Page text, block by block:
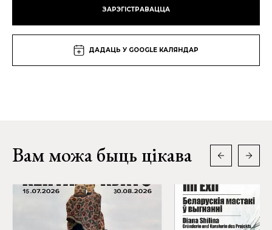
ЗАРЭГІСТРАВАЦЦА
ДАДАЦЬ У GOOGLE КАЛЯНДАР
Вам можа быць цікава